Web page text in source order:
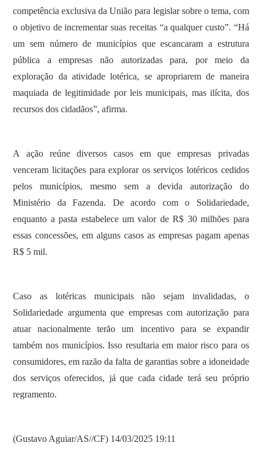
competência exclusiva da União para legislar sobre o tema, com
o objetivo de incrementar suas receitas “a qualquer custo”. “Há
um sem número de municípios que escancaram a estrutura
pública a empresas não autorizadas para, por meio da
exploração da atividade lotérica, se apropriarem de maneira
maquiada de legitimidade por leis municipais, mas ilícita, dos
recursos dos cidadãos”, afirma.
A ação reúne diversos casos em que empresas privadas
venceram licitações para explorar os serviços lotéricos cedidos
pelos municípios, mesmo sem a devida autorização do
Ministério da Fazenda. De acordo com o Solidariedade,
enquanto a pasta estabelece um valor de R$ 30 milhões para
essas concessões, em alguns casos as empresas pagam apenas
R$ 5 mil.
Caso as lotéricas municipais não sejam invalidadas, o
Solidariedade argumenta que empresas com autorização para
atuar nacionalmente terão um incentivo para se expandir
também nos municípios. Isso resultaria em maior risco para os
consumidores, em razão da falta de garantias sobre a idoneidade
dos serviços oferecidos, já que cada cidade terá seu próprio
regramento.
(Gustavo Aguiar/AS//CF) 14/03/2025 19:11